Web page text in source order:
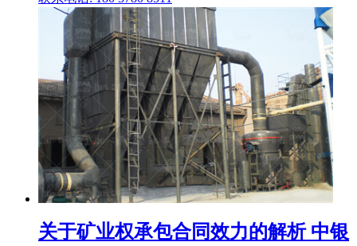
关于矿业权承包合同效力的解析 中银